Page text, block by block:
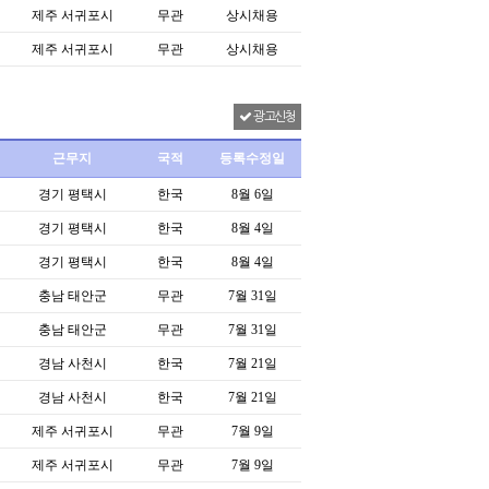
제주 서귀포시 무관 상시채용
제주 서귀포시 무관 상시채용
광고신청
근무지 국적 등록수정일
경기 평택시 한국 8월 6일
경기 평택시 한국 8월 4일
경기 평택시 한국 8월 4일
충남 태안군 무관 7월 31일
충남 태안군 무관 7월 31일
경남 사천시 한국 7월 21일
경남 사천시 한국 7월 21일
제주 서귀포시 무관 7월 9일
제주 서귀포시 무관 7월 9일